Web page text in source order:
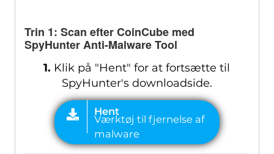
Trin 1: Scan efter CoinCube med
SpyHunter Anti-Malware Tool
1. Klik på "Hent" for at fortsætte til
SpyHunter's downloadside.